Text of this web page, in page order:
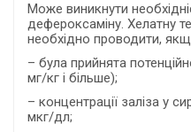
Може виникнути
дефероксаміну. Хелатну
необхідно проводити,
– була прийнята
мг/кг і більше);
– концентрації заліза у
мкг/дл;